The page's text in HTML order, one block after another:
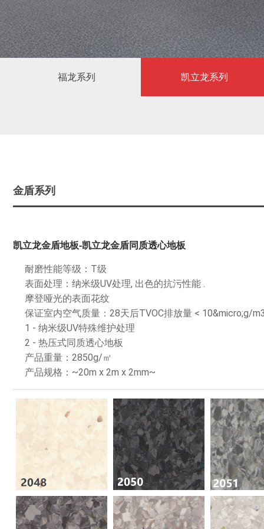
福龙系列 凯立龙系列
金盾系列
凯立龙金盾地板-凯立龙金盾同质透心地板
耐磨性能等级：T级
表面处理：纳米级UV处理, 出色的抗污性能 .
摩登哑光的表面花纹
保证室内空气质量：28天后TVOC排放量 < 10&micro;g/
1 - 纳米级UV特殊维护处理
2 - 热压式同质透心地板
产品重量：2850g/㎡
产品规格：~20m x 2m x 2mm~